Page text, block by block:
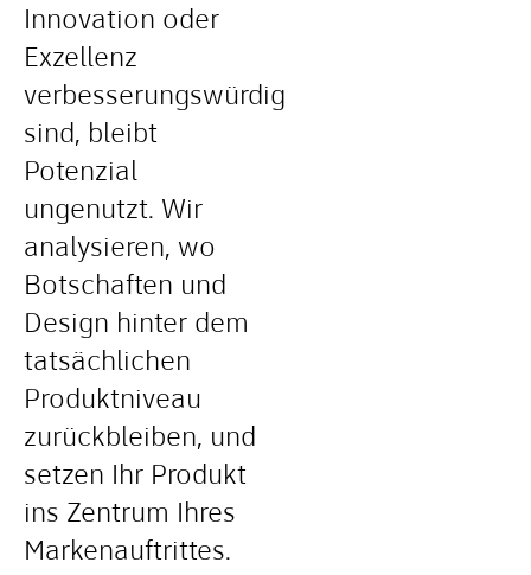
Innovation oder
Exzellenz
verbesserungswürdig
sind, bleibt
Potenzial
ungenutzt. Wir
analysieren, wo
Botschaften und
Design hinter dem
tatsächlichen
Produktniveau
zurückbleiben, und
setzen Ihr Produkt
ins Zentrum Ihres
Markenauftrittes.